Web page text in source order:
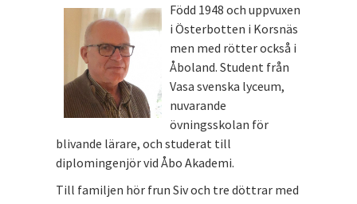
Född 1948 och uppvuxen
i Österbotten i Korsnäs
men med rötter också i
Åboland. Student från
Vasa svenska lyceum,
nuvarande
övningsskolan för
blivande lärare, och studerat till
diplomingenjör vid Åbo Akademi.
Till familjen hör frun Siv och tre döttrar med